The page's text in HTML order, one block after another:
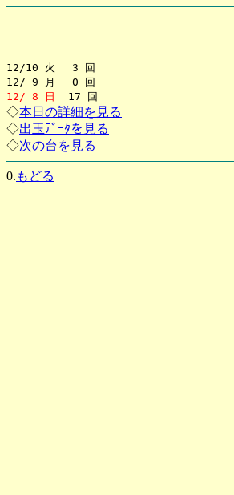
12/10 火 3 回
12/ 9 月 0 回
12/ 8 日
17 回
◇本日の詳細を見る
◇出玉ﾃﾞｰﾀを見る
◇次の台を見る
0. もどる